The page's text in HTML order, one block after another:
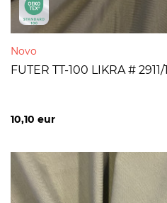
Novo
FUTER TT-100 LIKRA #
10,10 eur